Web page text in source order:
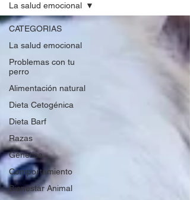
CATEGORIAS
La salud emocional
Problemas con tu
perro
Alimentación natural
Dieta Cetogénica
Dieta Barf
Razas
Génetica
Comportamiento
Bienestar Animal
La salud emocional